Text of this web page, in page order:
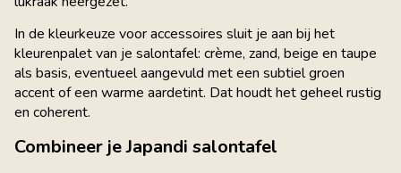
In de kleurkeuze voor accessoires sluit je aan bij het
kleurenpalet van je salontafel: crème, zand, beige en taupe
als basis, eventueel aangevuld met een subtiel groen
accent of een warme aardetint. Dat houdt het geheel rustig
en coherent.
Combineer je Japandi salontafel